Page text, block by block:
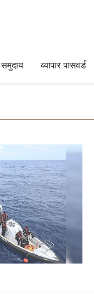
समुदाय व्यापार पासवर्ड